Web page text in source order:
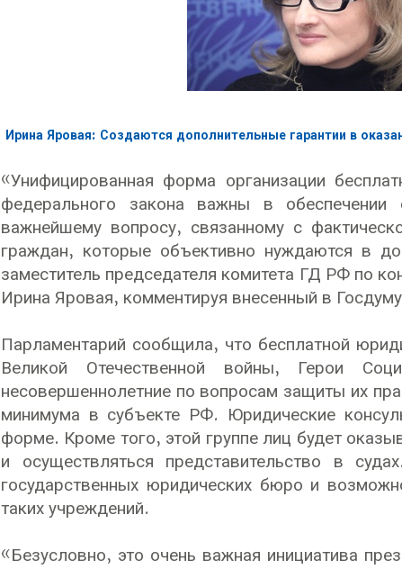
Ирина Яровая: Создаются дополнительные гарантии в
«Унифицированная форма организации
федерального закона важны в обеспечении
важнейшему вопросу, связанному с
граждан, которые объективно нуждаются в
заместитель председателя комитета ГД РФ по
Ирина Яровая, комментируя внесенный в
Парламентарий сообщила, что бесплатной
Великой Отечественной войны, Герои
несовершеннолетние по вопросам защиты их
минимума в субъекте РФ. Юридические
форме. Кроме того, этой группе лиц будет
и осуществляться представительство в
государственных юридических бюро и
таких учреждений.
«Безусловно, это очень важная инициатива